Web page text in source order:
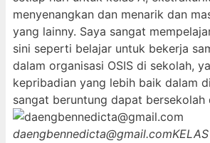
menyenangkan dan menarik dan
yang lainny. Saya sangat
sini seperti belajar untuk bekerja
dalam organisasi OSIS di sekolah,
kepribadian yang lebih baik dalam
sangat beruntung dapat bersekolah
daengbennedicta@gmail.com